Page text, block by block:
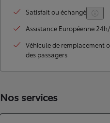
Satisfait ou échangé
Assistance Européenne
Véhicule de remplacement
des passagers
Nos services